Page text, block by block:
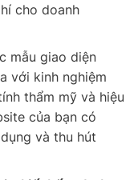
cho doanh
mẫu giao diện
với kinh nghiệm
thẩm mỹ và hiệu
của bạn có
và thu hút